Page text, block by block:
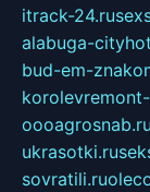
itrack-24.ru
alabuga-
bud-em-
oooagrosnab.ru
ukrasotki.ru
sovratili.ru